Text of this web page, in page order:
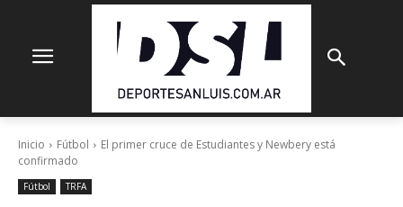
Inicio Fútbol
El primer cruce de Estudiantes y Newbery está
confirmado
Fútbol TRFA